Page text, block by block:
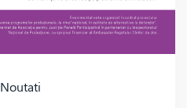
Noutati